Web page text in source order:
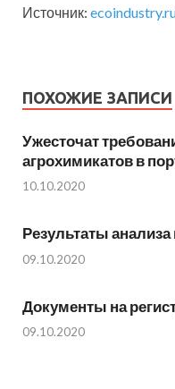
Источник:
ПОХОЖИЕ ЗАПИСИ
Ужесточат
агрохимикатов в
10.10.2020
Результаты
09.10.2020
Документы на
09.10.2020